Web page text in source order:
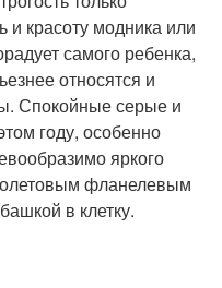
и красоту модника или
самого ребенка,
относятся и
Спокойные серые и
году, особенно
яркого
фланелевым
в клетку.